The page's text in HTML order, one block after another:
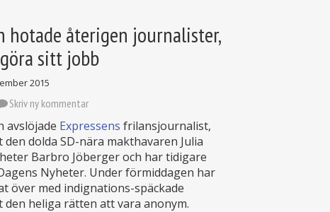
hotade återigen journalister,
sitt jobb
2015
Skriv ny kommentar
avslöjade Expressens frilansjournalist,
dolda SD-nära makthavaren Julia
Barbro Jöberger och har tidigare
Nyheter. Under förmiddagen har
över med indignations-späckade
heliga rätten att vara anonym.